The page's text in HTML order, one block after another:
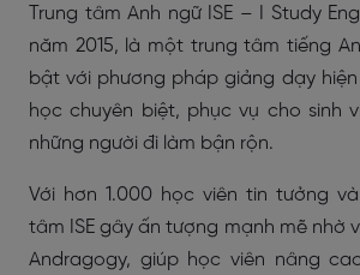
Trung tâm Anh ngữ ISE – I Study
năm 2015, là một trung tâm tiếng
bật với phương pháp giảng dạy
học chuyên biệt, phục vụ cho sinh
những người đi làm bận rộn.
Với hơn 1.000 học viên tin tưởng
tâm ISE gây ấn tượng mạnh mẽ nhờ
Andragogy, giúp học viên nâng